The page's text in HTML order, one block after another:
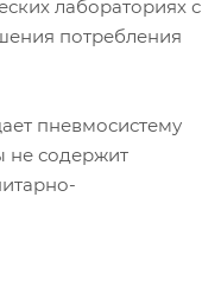
лабораториях с
потребления
пневмосистему
не содержит